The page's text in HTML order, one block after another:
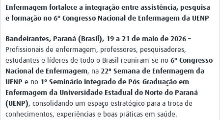
Best nursing practice
Resources Gateway
Creating a Research Club
Supported Learning Guidance Kit
News & Events
Enfermagem fortalece a integração entre assistência, pesquisa
e formação no 6º Congresso Nacional de Enfermagem da UENP
Bandeirantes, Paraná (Brasil), 19 a 21 de maio de 2026 –
Profissionais de enfermagem, professores, pesquisadores,
estudantes e líderes de todo o Brasil reuniram-se no 6º Congresso
Nacional de Enfermagem, na 22ª Semana de Enfermagem da
UENP e no 1º Seminário Integrado de Pós-Graduação em
Enfermagem da Universidade Estadual do Norte do Paraná
(UENP), consolidando um espaço estratégico para a troca de
conhecimentos, experiências e boas práticas em saúde.